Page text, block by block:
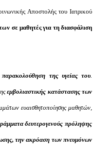
Αποστολής του Ιατρικού
σε μαθητές για τη διασφάλιση
της υγείας του
εμβολιαστικής κατάστασης των
ευαισθητοποίησης μαθητών,
δευτερογενούς πρόληψης
την ακρόαση των πνευμόνων